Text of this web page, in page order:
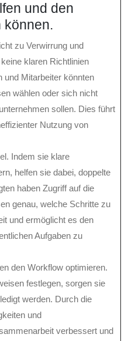
und den
können.
zu Verwirrung und
klaren Richtlinien
und Mitarbeiter könnten
wählen oder sich nicht
sollen. Dies führt
Nutzung von
Indem sie klare
helfen sie dabei, doppelte
haben Zugriff auf die
genau, welche Schritte zu
und ermöglicht es den
Aufgaben zu
den Workflow optimieren.
festlegen, sorgen sie
werden. Durch die
und
verbessert und